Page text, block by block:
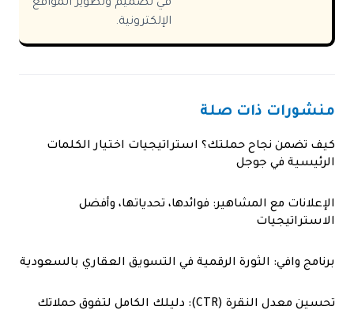
في تصميم وتطوير المواقع
الإلكترونية.
منشورات ذات صلة
كيف تضمن نجاح حملتك؟ استراتيجيات اختيار الكلمات
الرئيسية في جوجل
الإعلانات مع المشاهير: فوائدها، تحدياتها، وأفضل
الاستراتيجيات
برنامج وافي: الثورة الرقمية في التسويق العقاري بالسعودية
تحسين معدل النقرة (CTR): دليلك الكامل لتفوق حملاتك